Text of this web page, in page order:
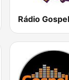
Rádio